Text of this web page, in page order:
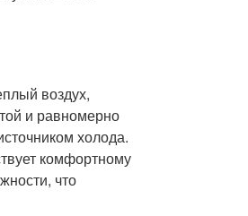
воздух,
и равномерно
холода.
комфортному
что